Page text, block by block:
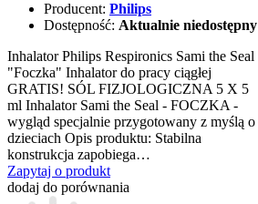
Producent: Philips
Dostępność: Aktualnie niedostępny
Inhalator Philips Respironics Sami the Seal
"Foczka" Inhalator do pracy ciągłej
GRATIS! SÓL FIZJOLOGICZNA 5 X 5
ml Inhalator Sami the Seal - FOCZKA -
wygląd specjalnie przygotowany z myślą o
dzieciach Opis produktu: Stabilna
konstrukcja zapobiega…
Zapytaj o produkt
dodaj do porównania